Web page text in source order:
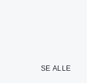
SE ALLE